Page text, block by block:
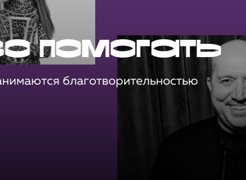
помогать
благотворительностью